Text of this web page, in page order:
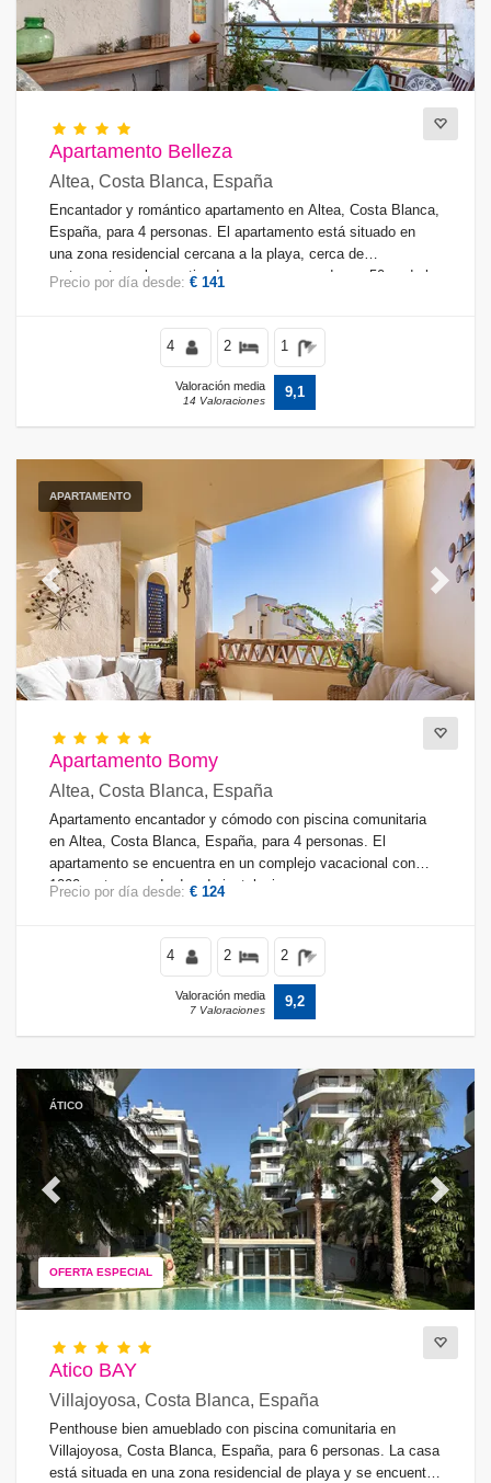
Apartamento Belleza
Altea, Costa Blanca, España
Encantador y romántico apartamento en Altea, Costa Blanca,
España, para 4 personas. El apartamento está situado en
una zona residencial cercana a la playa, cerca de
restaurantes y bares, tiendas y supermercados, a 50 m de la
Precio por día desde: € 141
4 2 1
Valoración media
14 Valoraciones
9,1
APARTAMENTO
Previous Next
Apartamento Bomy
Altea, Costa Blanca, España
Apartamento encantador y cómodo con piscina comunitaria
en Altea, Costa Blanca, España, para 4 personas. El
apartamento se encuentra en un complejo vacacional con
1000 metros cuadrados de instalaciones comunes, en una
Precio por día desde: € 124
4 2 2
Valoración media
7 Valoraciones
9,2
ÁTICO
OFERTA ESPECIAL
Previous Next
Atico BAY
Villajoyosa, Costa Blanca, España
Penthouse bien amueblado con piscina comunitaria en
Villajoyosa, Costa Blanca, España, para 6 personas. La casa
está situada en una zona residencial de playa y se encuentra